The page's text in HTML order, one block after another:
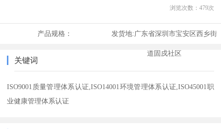
浏览次数： 479次
产品规格： 发货地:广东省深圳市宝安区西乡街
道固戍社区
关键词
ISO9001质量管理体系认证,ISO14001环境管理体系认证,ISO45001职
业健康管理体系认证